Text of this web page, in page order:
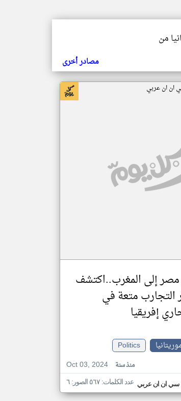
من
مصادر أخرى
ان ان عربي
إلى المغرب..اكتشف
التجارب متعة في
إفريقيا
Politics
Oct 03, 2024
منذ سنة
سي ان ان عربي عدد الكلمات: ٥٦٧ الصور: ٦